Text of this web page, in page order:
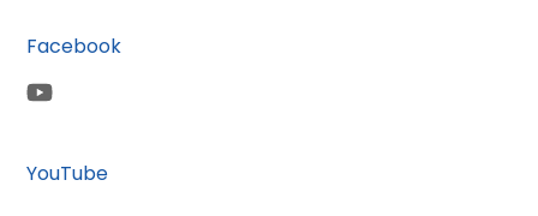
Facebook
YouTube